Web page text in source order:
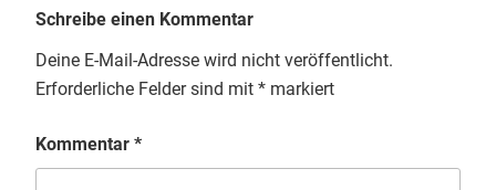
Schreibe einen Kommentar
Deine E-Mail-Adresse wird nicht veröffentlicht.
Erforderliche Felder sind mit * markiert
Kommentar *